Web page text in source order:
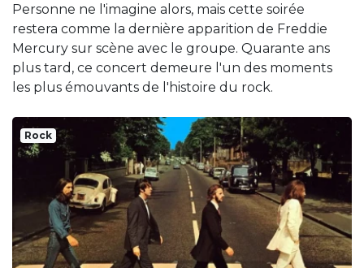
Personne ne l'imagine alors, mais cette soirée
restera comme la dernière apparition de Freddie
Mercury sur scène avec le groupe. Quarante ans
plus tard, ce concert demeure l'un des moments
les plus émouvants de l'histoire du rock.
Rock